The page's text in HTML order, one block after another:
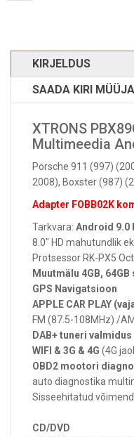
KIRJELDUS
SAADA KIRI
XTRONS
Multimeedia
Porsche 911 (997)
2008), Boxster (987)
Adapter FOBB02K
Tarkvara: Android 9.0
8.0" HD mahutundlik
Protsessor RK-PX5
Muutmälu 4GB,
GPS Navigatsioon
APPLE CAR PLAY
FM (87.5-108MHz) /
DAB+ tuneri valmidus
WIFI & 3G & 4G (4G
OBD2 mootori
auto diagnostika
Sisseehitatud
CD/DVD